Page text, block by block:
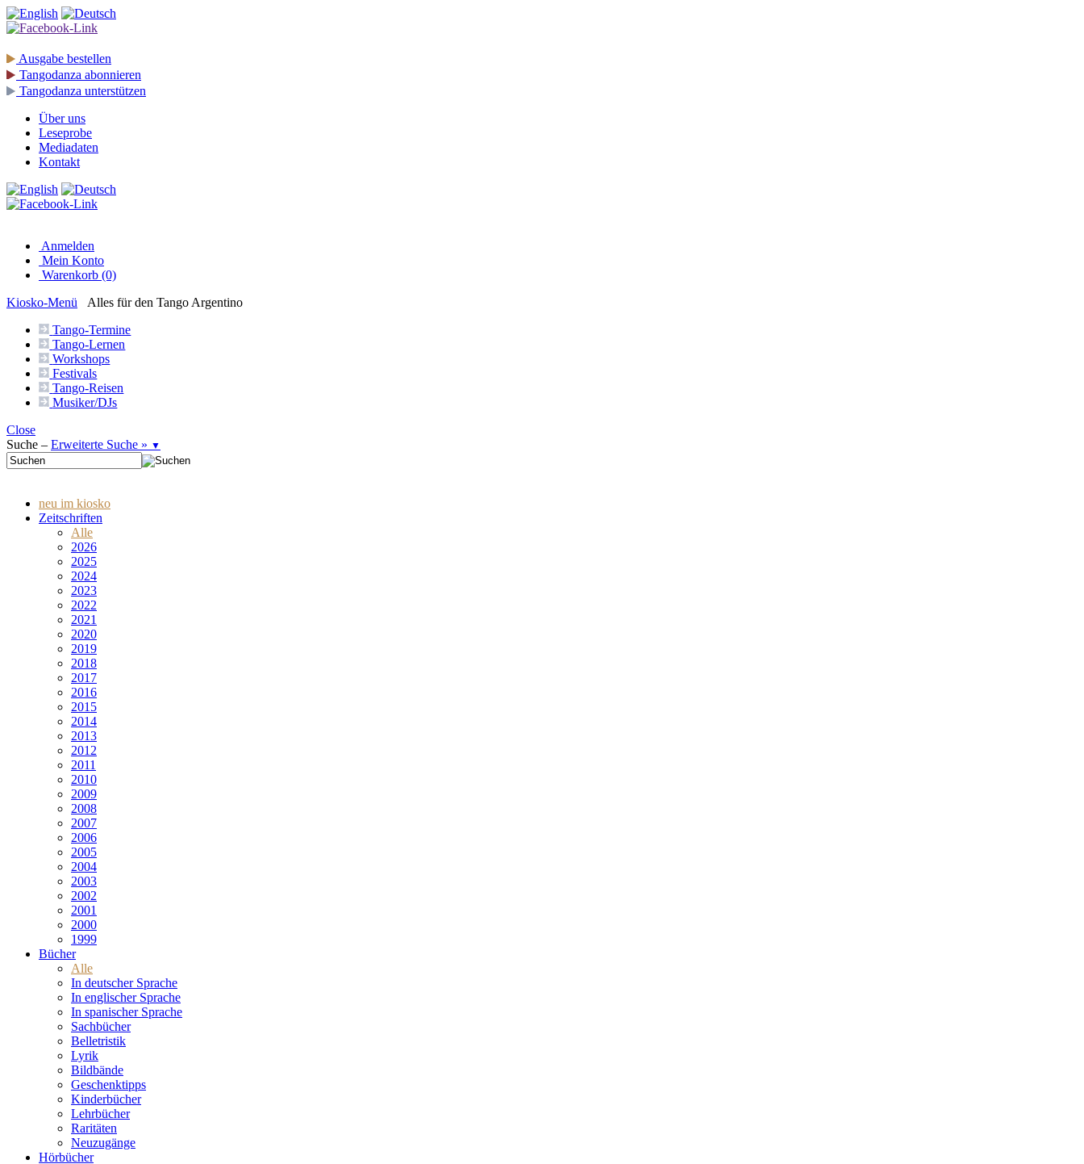
Ausgabe bestellen
Tangodanza abonnieren
Tangodanza unterstützen
Über uns
Leseprobe
Mediadaten
Kontakt
Anmelden
Mein Konto
Warenkorb (0)
Kiosko-Menü
Alles für den Tango Argentino
Tango-Termine
Tango-Lernen
Workshops
Festivals
Tango-Reisen
Musiker/DJs
Close
Suche – Erweiterte Suche » ▼
neu im kiosko
Zeitschriften
Alle
2026
2025
2024
2023
2022
2021
2020
2019
2018
2017
2016
2015
2014
2013
2012
2011
2010
2009
2008
2007
2006
2005
2004
2003
2002
2001
2000
1999
Bücher
Alle
In deutscher Sprache
In englischer Sprache
In spanischer Sprache
Sachbücher
Belletristik
Lyrik
Bildbände
Geschenktipps
Kinderbücher
Lehrbücher
Raritäten
Neuzugänge
Hörbücher